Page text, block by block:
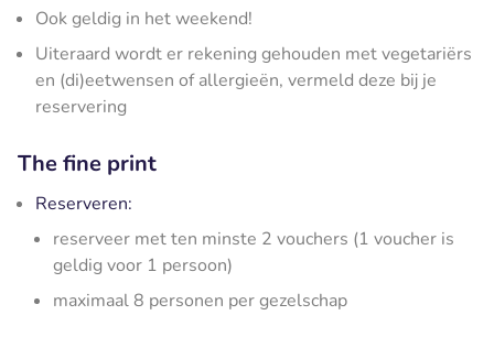
Ook geldig in het weekend!
Uiteraard wordt er rekening gehouden met vegetariërs
en (di)eetwensen of allergieën, vermeld deze bij je
reservering
The fine print
Reserveren:
reserveer met ten minste 2 vouchers (1 voucher is
geldig voor 1 persoon)
maximaal 8 personen per gezelschap